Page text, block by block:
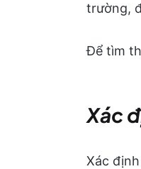
trường,
Để tìm
Xác
Xác